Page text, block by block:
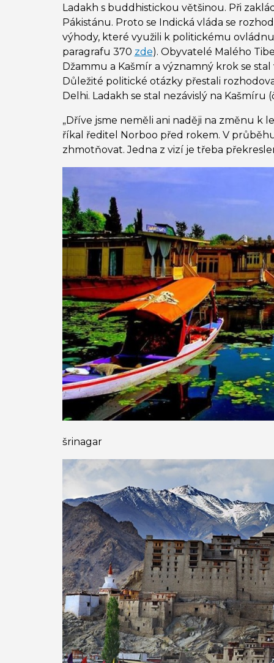
Ladakh s buddhistickou většinou. Při
Pákistánu. Proto se Indická vláda se
výhody, které využili k politickému
paragrafu 370 zde). Obyvatelé Malého
Džammu a Kašmír a významný krok se
Důležité politické otázky přestali
Delhi. Ladakh se stal nezávislý na
„Dříve jsme neměli ani naději na změnu k
říkal ředitel Norboo před rokem. V
zhmotňovat. Jedna z vizí je třeba
šrinagar